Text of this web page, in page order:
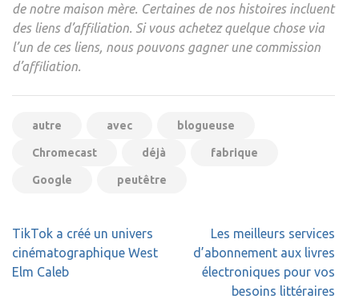
de notre maison mère. Certaines de nos histoires incluent
des liens d’affiliation. Si vous achetez quelque chose via
l’un de ces liens, nous pouvons gagner une commission
d’affiliation.
autre avec blogueuse
Chromecast déjà fabrique
Google peutêtre
Navigation
de
l’article
TikTok a créé un univers
cinématographique West
Elm Caleb
Les meilleurs services
d’abonnement aux livres
électroniques pour vos
besoins littéraires